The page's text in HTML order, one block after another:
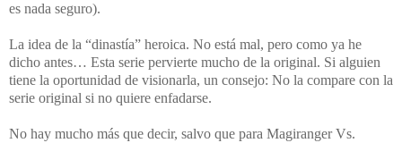
es nada seguro).
La idea de la “dinastía” heroica. No está mal, pero como ya he
dicho antes… Esta serie pervierte mucho de la original. Si alguien
tiene la oportunidad de visionarla, un consejo: No la compare con la
serie original si no quiere enfadarse.
No hay mucho más que decir, salvo que para Magiranger Vs.